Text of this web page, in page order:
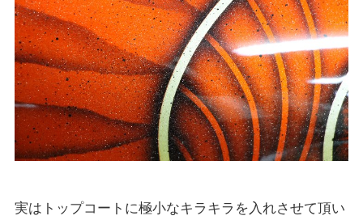
実はトップコートに極小なキラキラを入れさせて頂い